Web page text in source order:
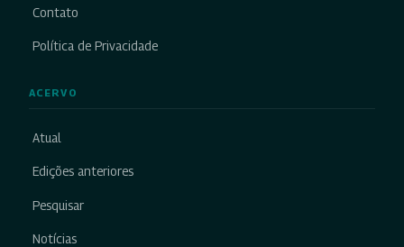
Contato
Política de Privacidade
ACERVO
Atual
Edições anteriores
Pesquisar
Notícias